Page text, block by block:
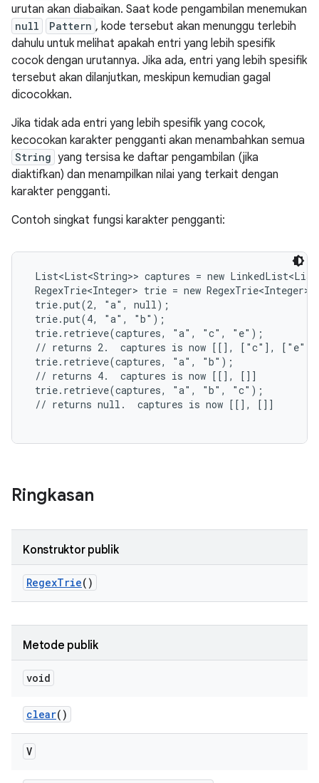
urutan akan diabaikan. Saat kode pengambilan menemukan
null Pattern , kode tersebut akan menunggu terlebih
dahulu untuk melihat apakah entri yang lebih spesifik
cocok dengan urutannya. Jika ada, entri yang lebih spesifik
tersebut akan dilanjutkan, meskipun kemudian gagal
dicocokkan.
Jika tidak ada entri yang lebih spesifik yang cocok,
kecocokan karakter pengganti akan menambahkan semua
String yang tersisa ke daftar pengambilan (jika
diaktifkan) dan menampilkan nilai yang terkait dengan
karakter pengganti.
Contoh singkat fungsi karakter pengganti:
List<List<String>> captures = new
RegexTrie<Integer> trie = new
trie.put(2, "a", null);
trie.put(4, "a", "b");
trie.retrieve(captures, "a", "c", "e");
// returns 2.  captures is now [[], ["c"], ["e"]]
trie.retrieve(captures, "a", "b");
// returns 4.  captures is now [[], []]
trie.retrieve(captures, "a", "b", "c");
// returns null.  captures is now [[], []]
Ringkasan
Konstruktor publik
RegexTrie()
Metode publik
void
clear()
V